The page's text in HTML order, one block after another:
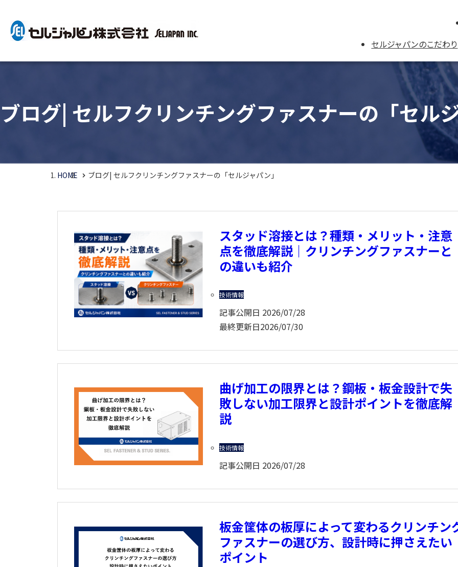
セルジャパンのこだわり
ブログ| セルフクリンチングファスナーの「セル
HOME ブログ| セルフクリンチングファスナーの「セルジャパン」
スタッド溶接とは？種類・メリット・注意
点を徹底解説｜クリンチングファスナーと
の違いも紹介
技術情報
記事公開日 2026/07/28
最終更新日2026/07/30
曲げ加工の限界とは？鋼板・板金設計で失
敗しない加工限界と設計ポイントを徹底解
説
技術情報
記事公開日 2026/07/28
板金筐体の板厚によって変わるクリンチン
ファスナーの選び方、設計時に押さえたい
ポイント